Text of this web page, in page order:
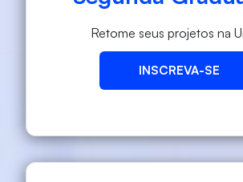
Retome seus projetos na
INSCREVA-SE